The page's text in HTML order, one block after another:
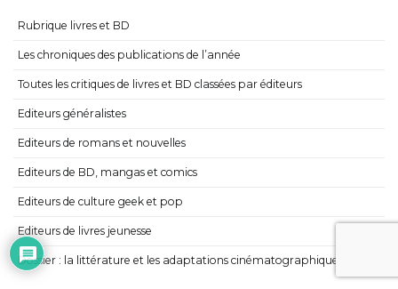
Rubrique livres et BD
Les chroniques des publications de l’année
Toutes les critiques de livres et BD classées par éditeurs
Editeurs généralistes
Editeurs de romans et nouvelles
Editeurs de BD, mangas et comics
Editeurs de culture geek et pop
Editeurs de livres jeunesse
Dossier : la littérature et les adaptations cinématographiques